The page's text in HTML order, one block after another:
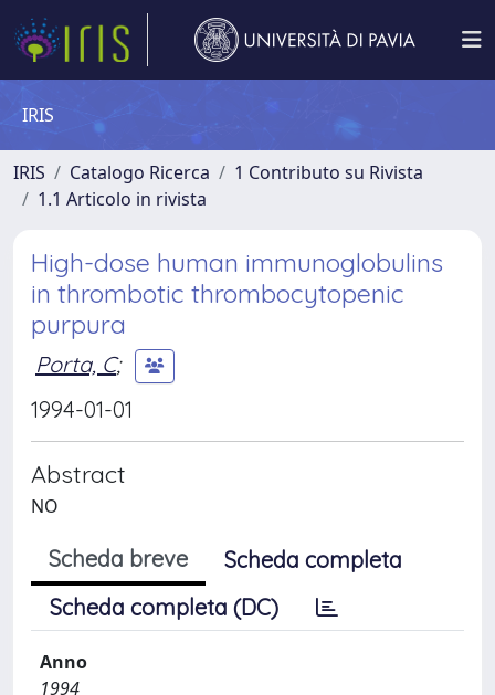
IRIS
IRIS Catalogo Ricerca
1 Contributo su Rivista
1.1 Articolo in rivista
High-dose human immunoglobulins
in thrombotic thrombocytopenic
purpura
Porta, C;
1994-01-01
Abstract
NO
Scheda breve
Scheda completa
Scheda completa (DC)
Anno
1994